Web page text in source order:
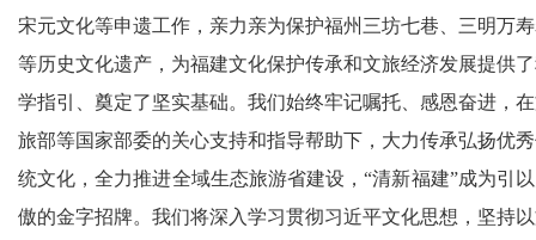
宋元文化等申遗工作，亲力亲为保护福州三坊七巷、三明万
等历史文化遗产，为福建文化保护传承和文旅经济发展提供
学指引、奠定了坚实基础。我们始终牢记嘱托、感恩奋进，
旅部等国家部委的关心支持和指导帮助下，大力传承弘扬优
统文化，全力推进全域生态旅游省建设，“清新福建”成为引
傲的金字招牌。我们将深入学习贯彻习近平文化思想，坚持